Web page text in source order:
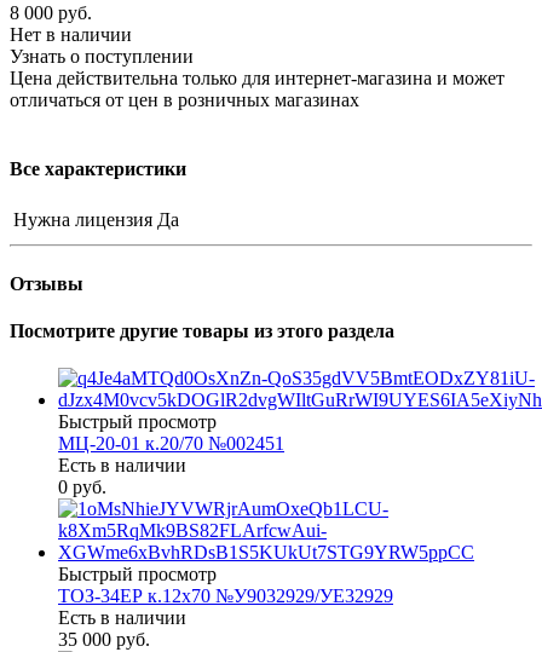
8 000 руб.
Нет в наличии
Узнать о поступлении
Цена действительна только для интернет-магазина и может
отличаться от цен в розничных магазинах
Все характеристики
Нужна лицензия Да
Отзывы
Посмотрите другие товары из этого раздела
Быстрый просмотр
МЦ-20-01 к.20/70 №002451
Есть в наличии
0 руб.
Быстрый просмотр
ТОЗ-34ЕР к.12х70 №У9032929/УЕ32929
Есть в наличии
35 000 руб.